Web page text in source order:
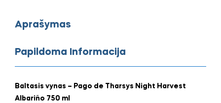
Aprašymas
Papildoma Informacija
Baltasis vynas – Pago de Tharsys Night Harvest
Albariño 750 ml